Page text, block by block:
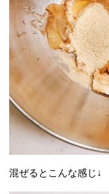
混ぜるとこんな感じ↓